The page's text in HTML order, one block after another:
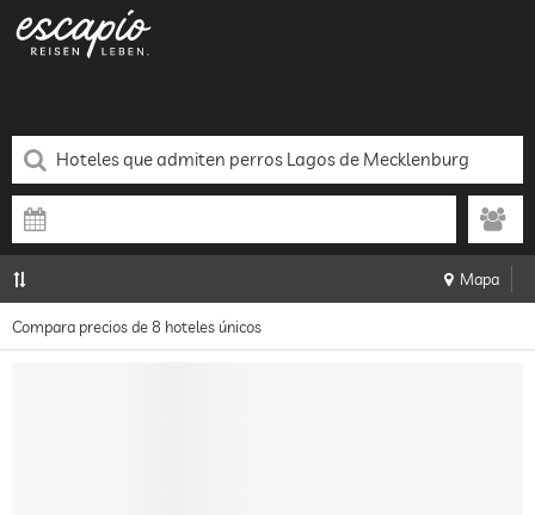
Mapa
Compara precios de 8 hoteles únicos